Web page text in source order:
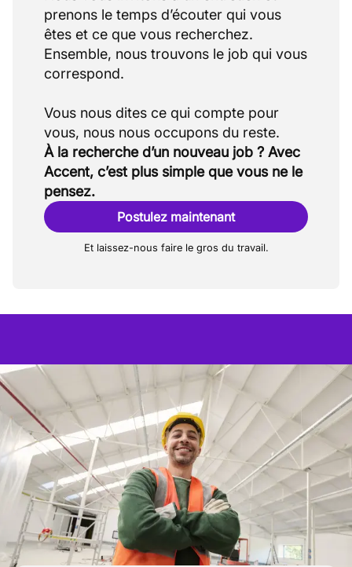
prenons le temps d’écouter qui vous
êtes et ce que vous recherchez.
Ensemble, nous trouvons le job qui vous
correspond.
Vous nous dites ce qui compte pour
À la recherche d’un nouveau job ? Avec
Accent, c’est plus simple que vous ne le
pensez.
Postulez maintenant
Et laissez-nous faire le gros du travail.